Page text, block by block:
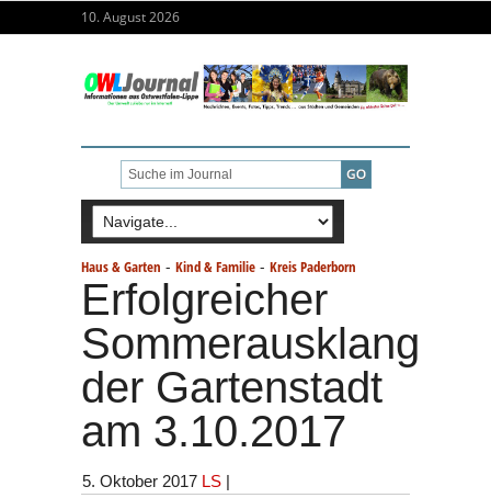
10. August 2026
Haus & Garten - Kind & Familie - Kreis Paderborn
Erfolgreicher
Sommerausklang
der Gartenstadt
am 3.10.2017
5. Oktober 2017 LS |